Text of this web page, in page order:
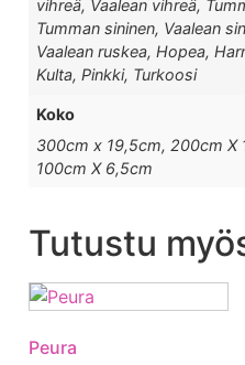
vihreä, Vaalean vihreä,
Tumman sininen, Vaalean
Vaalean ruskea, Hopea,
Kulta, Pinkki, Turkoosi
Koko
300cm x 19,5cm, 200cm X
100cm X 6,5cm
Tutustu
Peura